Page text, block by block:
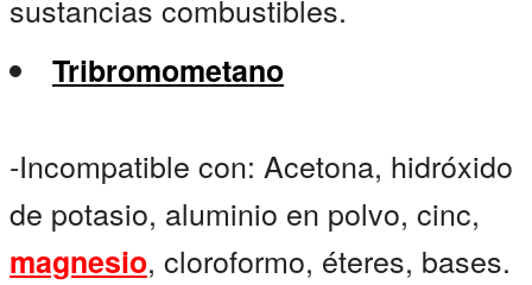
sustancias combustibles.
Tribromometano
-Incompatible con: Acetona, hidróxido
de potasio, aluminio en polvo, cinc,
magnesio, cloroformo, éteres, bases.